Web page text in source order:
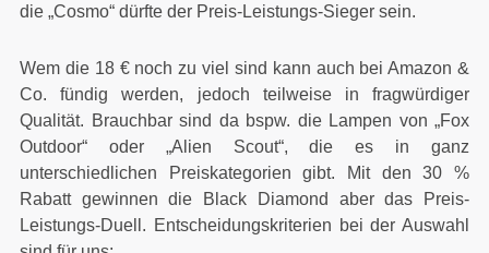
die „Cosmo“ dürfte der Preis-Leistungs-Sieger sein.
Wem die 18 € noch zu viel sind kann auch bei Amazon &
Co. fündig werden, jedoch teilweise in fragwürdiger
Qualität. Brauchbar sind da bspw. die Lampen von „Fox
Outdoor“ oder „Alien Scout“, die es in ganz
unterschiedlichen Preiskategorien gibt. Mit den 30 %
Rabatt gewinnen die Black Diamond aber das Preis-
Leistungs-Duell. Entscheidungskriterien bei der Auswahl